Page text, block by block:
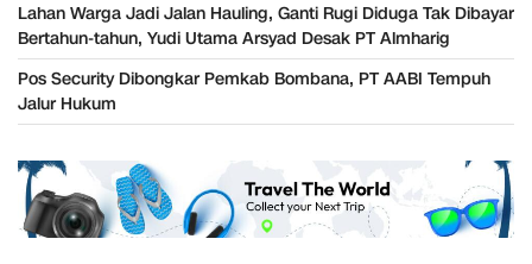
Lahan Warga Jadi Jalan Hauling, Ganti Rugi Diduga Tak Dibayar
Bertahun-tahun, Yudi Utama Arsyad Desak PT Almharig
Pos Security Dibongkar Pemkab Bombana, PT AABI Tempuh
Jalur Hukum